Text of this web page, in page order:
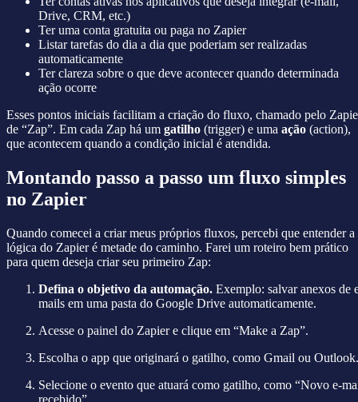
Drive, CRM, etc.)
Ter uma conta gratuita ou paga no Zapier
Listar tarefas do dia a dia que poderiam ser realizadas
automaticamente
Ter clareza sobre o que deve acontecer quando determinada
ação ocorre
Esses pontos iniciais facilitam a criação do fluxo, chamado pelo
de “Zap”. Em cada Zap há um gatilho (trigger) e uma ação (action),
que acontecem quando a condição inicial é atendida.
Montando passo a passo um fluxo simples
no Zapier
Quando comecei a criar meus próprios fluxos, percebi que entender a
lógica do Zapier é metade do caminho. Farei um roteiro bem prático
para quem deseja criar seu primeiro Zap:
Defina o objetivo da automação. Exemplo: salvar anexos de
mails em uma pasta do Google Drive automaticamente.
Acesse o painel do Zapier e clique em “Make a Zap”.
Escolha o app que originará o gatilho, como Gmail ou Outlook.
Selecione o evento que atuará como gatilho, como “Novo e-